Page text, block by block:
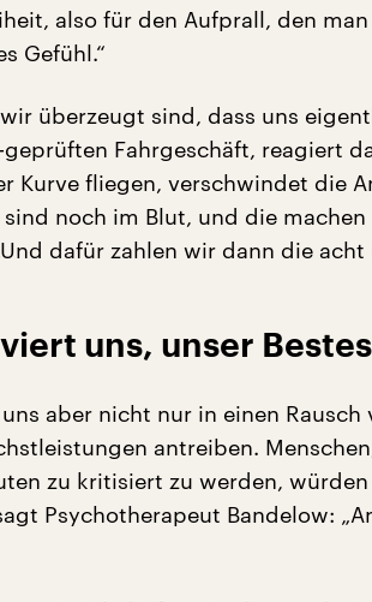
also für den Aufprall, den
Gefühl.“
überzeugt sind, dass uns
geprüften Fahrgeschäft, reagiert
Kurve fliegen, verschwindet die
noch im Blut, und die
dafür zahlen wir dann die acht
uns, unser
aber nicht nur in einen Rausch
antreiben.
zu kritisiert zu werden,
Psychotherapeut Bandelow: